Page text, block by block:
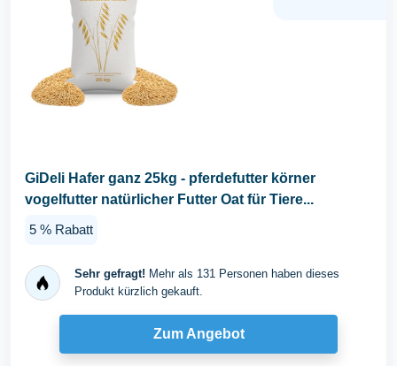
GiDeli Hafer ganz 25kg - pferdefutter körner
vogelfutter natürlicher Futter Oat für Tiere...
5 % Rabatt
Sehr gefragt! Mehr als 131 Personen haben dieses
Produkt kürzlich gekauft.
Zum Angebot